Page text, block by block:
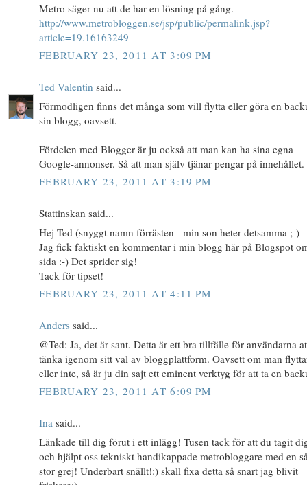
Metro säger nu att de har en lösning på gång.
http://www.metrobloggen.se/jsp/public/permalink.jsp?
article=19.16163249
FEBRUARY 23, 2011 AT 3:09 PM
Ted Valentin said...
Förmodligen finns det många som vill flytta eller göra en
sin blogg, oavsett.
Fördelen med Blogger är ju också att man kan ha sina egna
Google-annonser. Så att man själv tjänar pengar på innehållet.
FEBRUARY 23, 2011 AT 3:19 PM
Stattinskan said...
Hej Ted (snyggt namn förrästen - min son heter detsamma ;-)
Jag fick faktiskt en kommentar i min blogg här på Blogspot
sida :-) Det sprider sig!
Tack för tipset!
FEBRUARY 23, 2011 AT 4:11 PM
Anders said...
@Ted: Ja, det är sant. Detta är ett bra tillfälle för användarna
tänka igenom sitt val av bloggplattform. Oavsett om man
eller inte, så är ju din sajt ett eminent verktyg för att ta en
FEBRUARY 23, 2011 AT 6:09 PM
Ina said...
Länkade till dig förut i ett inlägg! Tusen tack för att du tagit
och hjälpt oss tekniskt handikappade metrobloggare med en
stor grej! Underbart snällt!:) skall fixa detta så snart jag blivit